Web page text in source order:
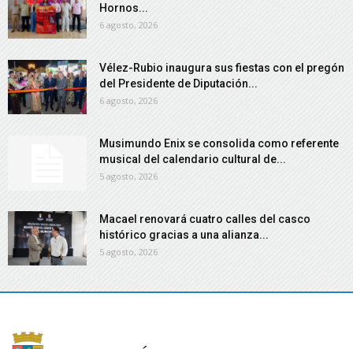
Hornos...
6 agosto, 2026
Vélez-Rubio inaugura sus fiestas con el pregón
del Presidente de Diputación...
6 agosto, 2026
Musimundo Enix se consolida como referente
musical del calendario cultural de...
5 agosto, 2026
Macael renovará cuatro calles del casco
histórico gracias a una alianza...
5 agosto, 2026